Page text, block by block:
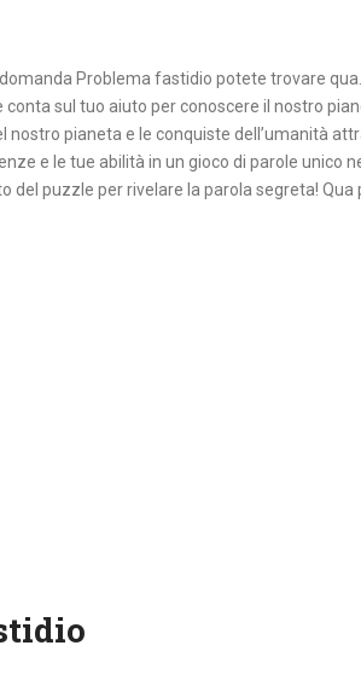
Problema fastidio potete trovare
sul tuo aiuto per conoscere il nostro
nostro pianeta e le conquiste dell’umanità
e le tue abilità in un gioco di parole unico
del puzzle per rivelare la parola segreta!